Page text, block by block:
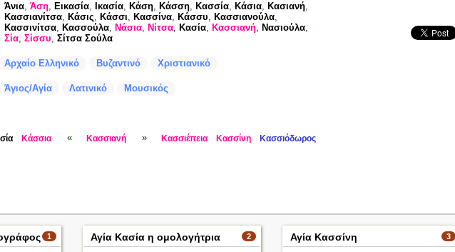
Άνια, Άση, Εικασία, Ικασία, Κάση, Κάσση, Κασσία, Κάσια, Κασιανή,
Κασσιανίτσα, Κάσις, Κάσσι, Κασσίνα, Κάσσυ, Κασσιανούλα,
Κασσινίτσα, Κασσούλα, Νάσια, Νίτσα, Κασία, Κασσιανή, Νασιούλα,
Σία, Σίσσυ, Σίτσα Σούλα
Αρχαίο Ελληνικό Βυζαντινό Χριστιανικό
Άγιος/Αγία Λατινικό Μουσικός
Κάσσια « Κασσιανή » Κασσιέπεια Κασσίνη Κασσιόδωρος
1 2
Αγία Κασία η ομολογήτρια 3
Αγία Κασσίνη